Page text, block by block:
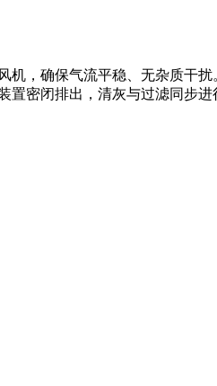
机，确保气流平稳、无杂质干
密闭排出，清灰与过滤同步进